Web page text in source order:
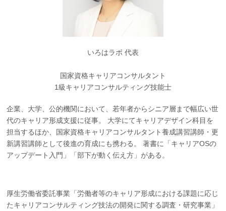
いろはラボ 代表
国家資格キャリアコンサルタント
1級キャリアコンサルティング技能士
企業、大学、公的機関において、若年者からシニア層まで幅広い世
代のキャリア形成支援に従事。 大学にてキャリアデザイン科目を
担当するほか、国家資格キャリアコンサルタント養成講習講師・更
新講習講師として後進の育成にも携わる。 著書に「キャリアOSの
アップデート入門」「部下が動く伝え方」がある。
厚生労働省委託事業「労働者等のキャリア形成における課題に応じ
たキャリアコンサルティング技法の開発に関する調査・研究事業」